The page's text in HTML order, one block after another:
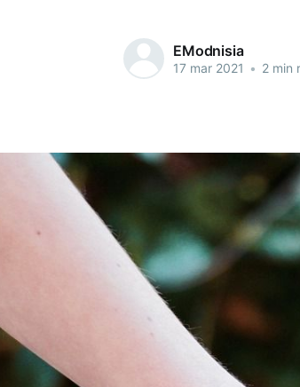
EModnisia
17 mar 2021 • 2 min